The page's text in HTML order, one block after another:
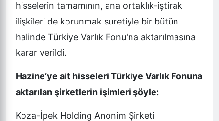
hisselerin tamamının, ana ortaklık-iştirak
ilişkileri de korunmak suretiyle bir bütün
halinde Türkiye Varlık Fonu'na aktarılmasına
karar verildi.
Hazine’ye ait hisseleri Türkiye Varlık Fonuna
aktarılan şirketlerin işimleri şöyle:
Koza-İpek Holding Anonim Şirketi